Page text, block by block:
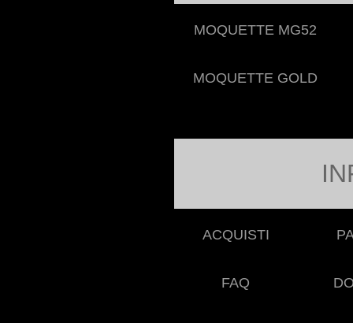
MOQUETTE MG52
MOQUETTE GOLD
ACQUISTI
FAQ